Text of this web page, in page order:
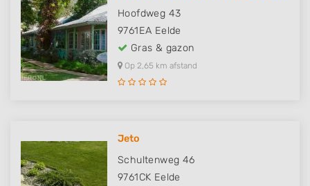
Hoofdweg 43
9761EA Eelde
Gras & gazon
Op 2,65 km afstand
Jeto
Schultenweg 46
9761CK Eelde